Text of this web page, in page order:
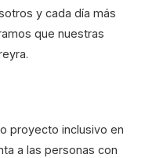
y cada día más
que nuestras
proyecto inclusivo en
a las personas con